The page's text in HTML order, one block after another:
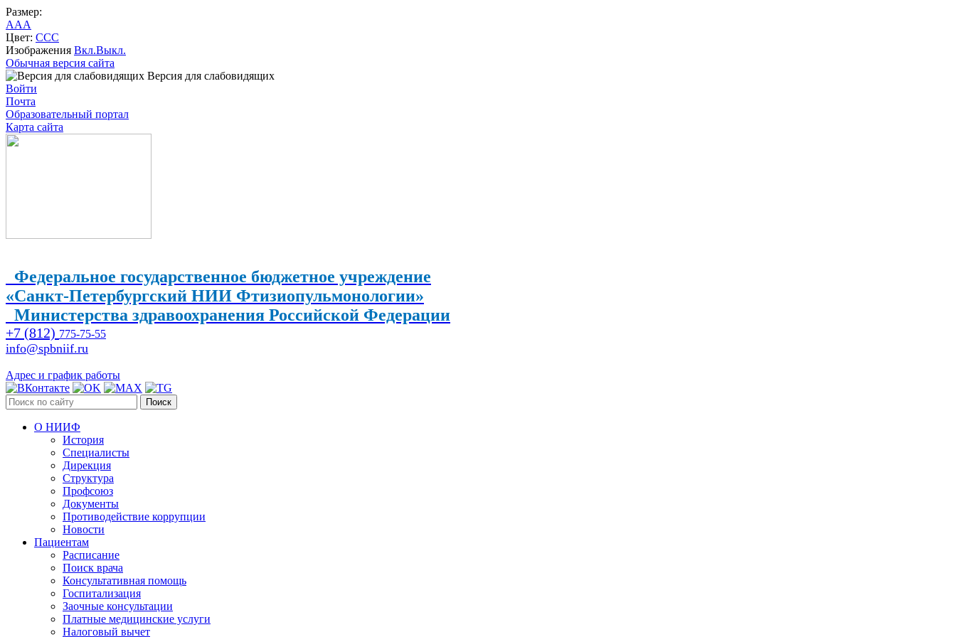
Размер:
AAA
Цвет: CCC
Изображения Вкл.Выкл.
Обычная версия сайта
Версия для слабовидящих
Войти
Почта
Образовательный портал
Карта сайта
Федеральное государственное бюджетное учреждение
«Санкт-Петербургский НИИ Фтизиопульмонологии»
Министерства здравоохранения Российской Федерации
+7 (812) 775-75-55
info@spbniif.ru
Адрес и график работы
Поиск
О НИИФ
История
Специалисты
Дирекция
Структура
Профсоюз
Документы
Противодействие коррупции
Новости
Пациентам
Расписание
Поиск врача
Консультативная помощь
Госпитализация
Заочные консультации
Платные медицинские услуги
Налоговый вычет